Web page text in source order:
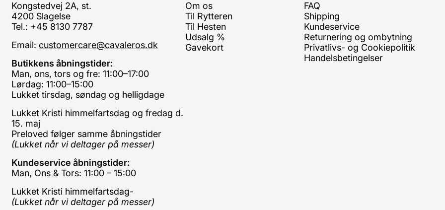
Kongstedvej 2A, st.
4200 Slagelse
Tel.: +45 8130 7787
Email: customercare@cavaleros.dk
Butikkens åbningstider:
Man, ons, tors og fre: 11:00–17:00
Lørdag: 11:00–15:00
Lukket tirsdag, søndag og helligdage
Lukket Kristi himmelfartsdag og fredag d.
15. maj
Preloved følger samme åbningstider
(Lukket når vi deltager på messer)
Kundeservice åbningstider:
Man, Ons & Tors: 11:00 – 15:00
Lukket Kristi himmelfartsdag-
(Lukket når vi deltager på messer)
Om os
Til Rytteren
Til Hesten
Udsalg %
Gavekort
FAQ
Shipping
Kundeservice
Returnering og ombytning
Privatlivs- og Cookiepolitik
Handelsbetingelser